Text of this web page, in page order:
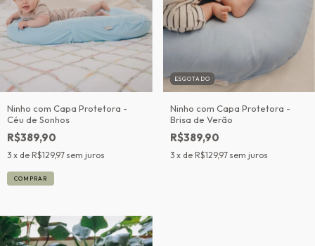
Ninho com Capa Protetora -
Céu de Sonhos
R$389,90
3 x de R$129,97 sem juros
ESGOTADO
Ninho com Capa Protetora -
Brisa de Verão
R$389,90
3 x de R$129,97 sem juros